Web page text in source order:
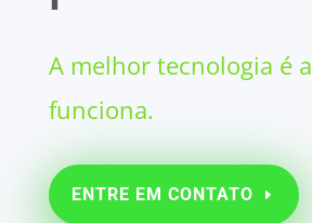
A melhor tecnologia é
funciona.
ENTRE EM CONTATO